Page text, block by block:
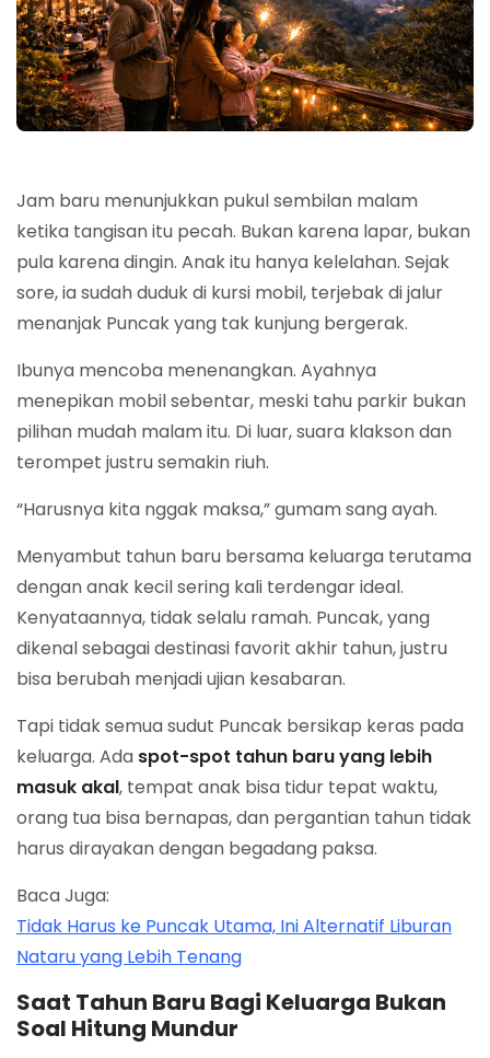
Jam baru menunjukkan pukul sembilan malam
ketika tangisan itu pecah. Bukan karena lapar, bukan
pula karena dingin. Anak itu hanya kelelahan. Sejak
sore, ia sudah duduk di kursi mobil, terjebak di jalur
menanjak Puncak yang tak kunjung bergerak.
Ibunya mencoba menenangkan. Ayahnya
menepikan mobil sebentar, meski tahu parkir bukan
pilihan mudah malam itu. Di luar, suara klakson dan
terompet justru semakin riuh.
“Harusnya kita nggak maksa,” gumam sang ayah.
Menyambut tahun baru bersama keluarga terutama
dengan anak kecil sering kali terdengar ideal.
Kenyataannya, tidak selalu ramah. Puncak, yang
dikenal sebagai destinasi favorit akhir tahun, justru
bisa berubah menjadi ujian kesabaran.
Tapi tidak semua sudut Puncak bersikap keras pada
keluarga. Ada spot-spot tahun baru yang lebih
masuk akal, tempat anak bisa tidur tepat waktu,
orang tua bisa bernapas, dan pergantian tahun tidak
harus dirayakan dengan begadang paksa.
Baca Juga:
Tidak Harus ke Puncak Utama, Ini Alternatif Liburan
Nataru yang Lebih Tenang
Saat Tahun Baru Bagi Keluarga Bukan
Soal Hitung Mundur